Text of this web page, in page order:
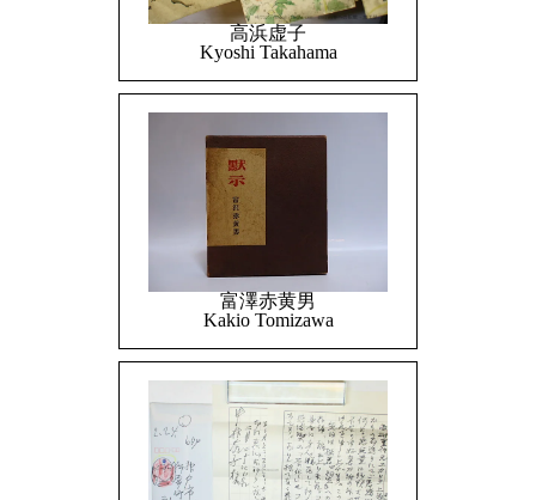
高浜虚子
Kyoshi Takahama
富澤赤黄男
Kakio Tomizawa